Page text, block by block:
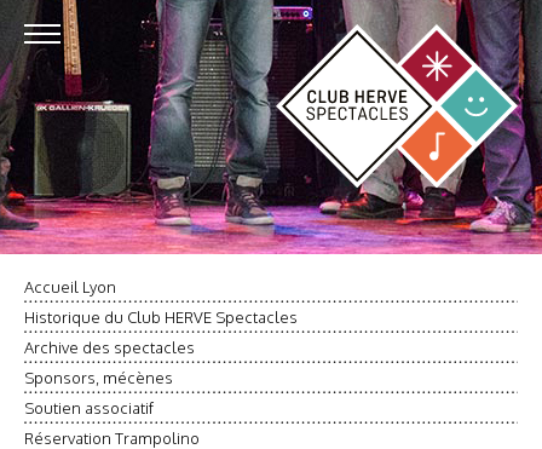
Accueil Lyon
Historique du Club HERVE Spectacles
Archive des spectacles
Sponsors, mécènes
Soutien associatif
Réservation Trampolino